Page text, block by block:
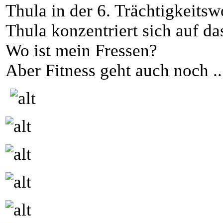
Thula in der 6.
Thula konzentriert sich auf
Wo ist mein Fressen?
Aber Fitness geht auch noch